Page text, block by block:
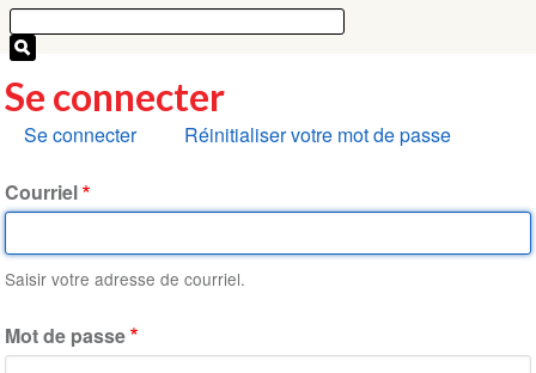
Se connecter
Onglets
Se connecter Réinitialiser votre mot de passe
Courriel
Saisir votre adresse de courriel.
Mot de passe